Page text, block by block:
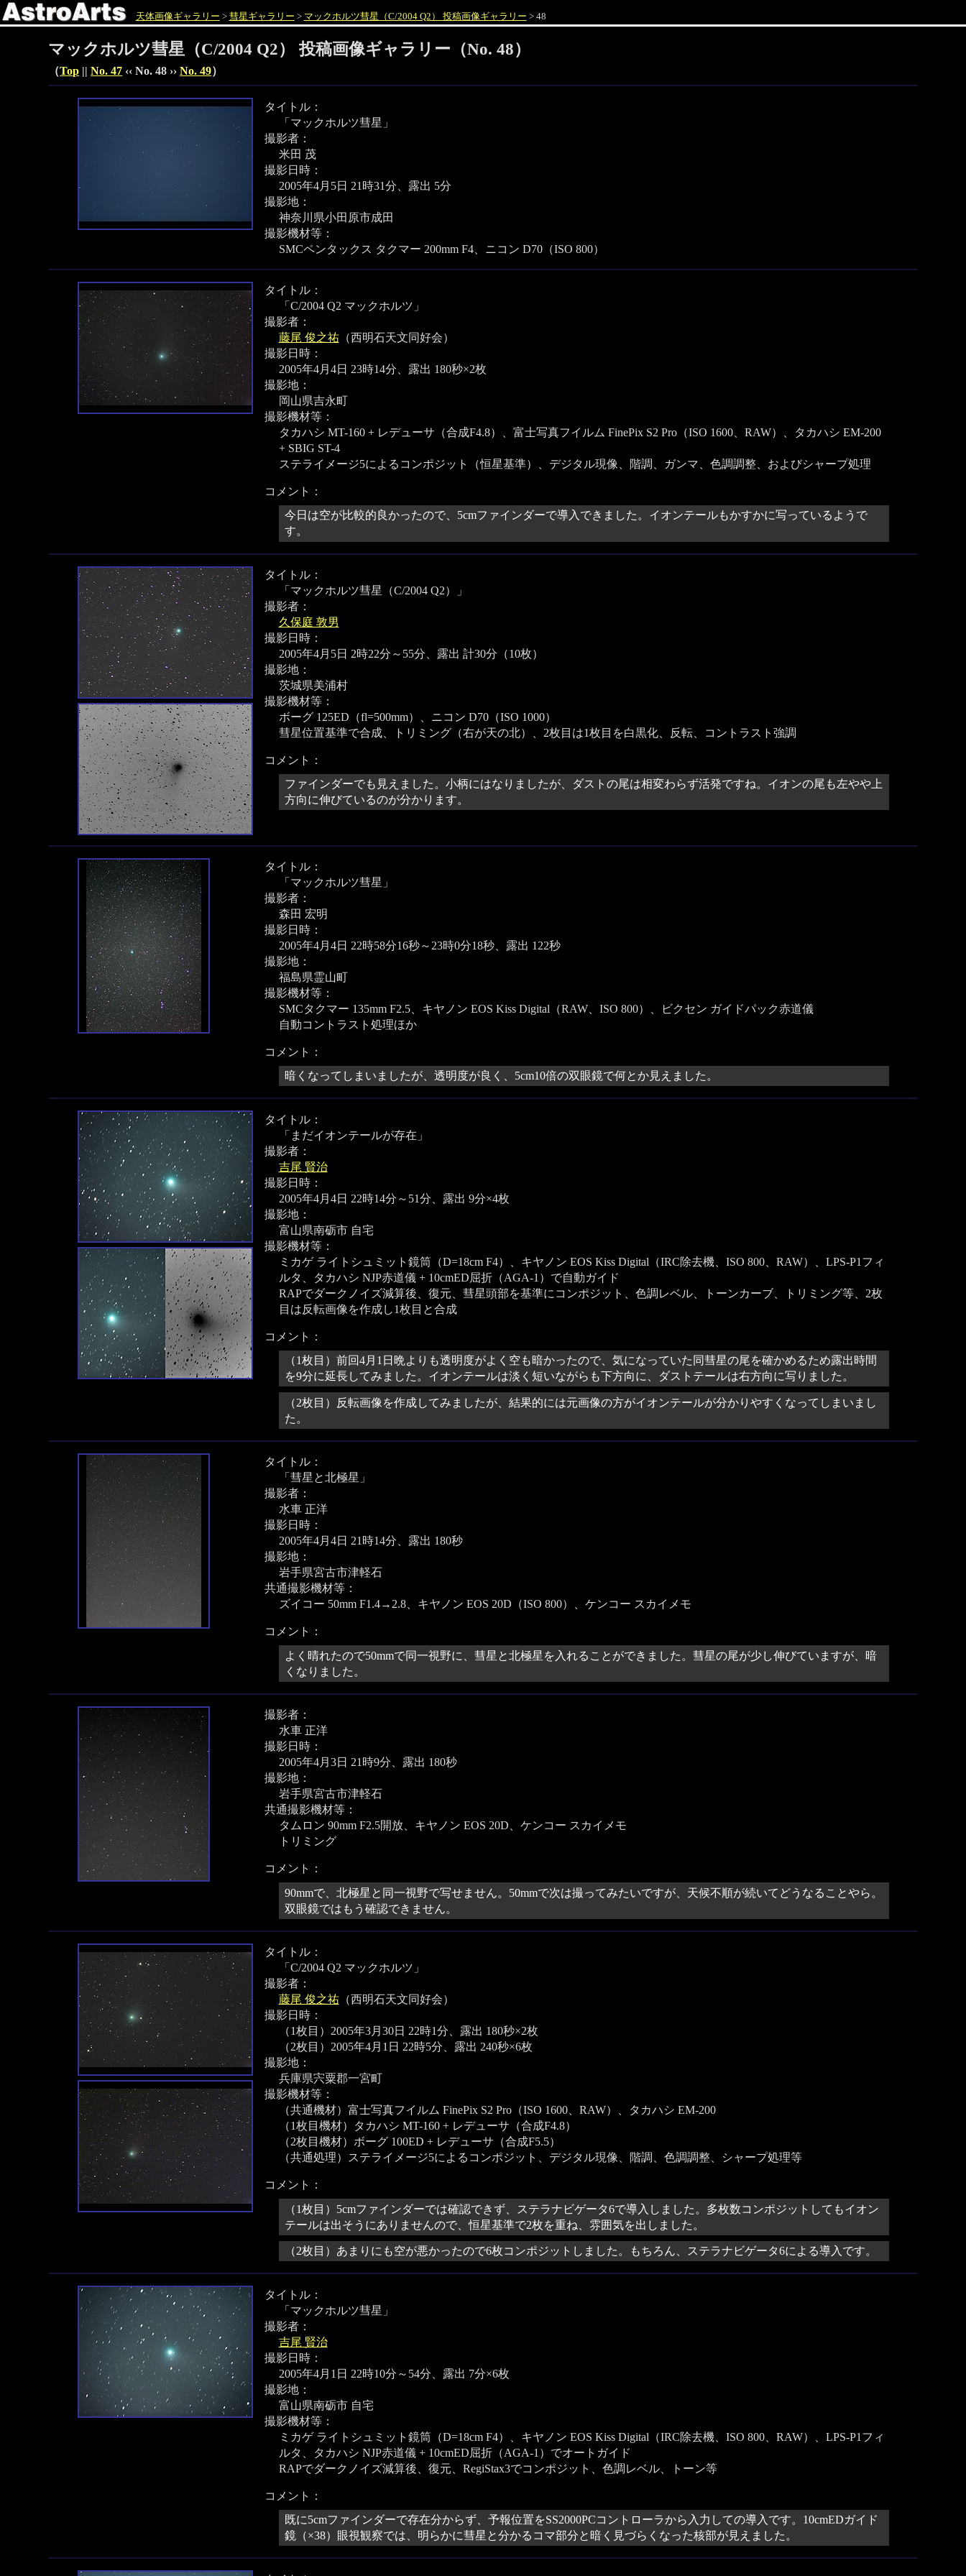
天体画像ギャラリー > 彗星ギャラリー > マックホルツ彗星（C/2004 Q2） 投稿画像ギャラリー > 48
マックホルツ彗星（C/2004 Q2） 投稿画像ギャラリー（No. 48）
（Top ||No. 47 ‹‹ No. 48 ››No. 49）
タイトル：
「マックホルツ彗星」
撮影者：
米田 茂
撮影日時：
2005年4月5日 21時31分、露出 5分
撮影地：
神奈川県小田原市成田
撮影機材等：
SMCペンタックス タクマー 200mm F4、ニコン D70（ISO 800）
タイトル：
「C/2004 Q2 マックホルツ」
撮影者：
藤尾 俊之祐（西明石天文同好会）
撮影日時：
2005年4月4日 23時14分、露出 180秒×2枚
撮影地：
岡山県吉永町
撮影機材等：
タカハシ MT-160 + レデューサ（合成F4.8）、富士写真フイルム FinePix S2 Pro（ISO 1600、RAW）、タカハシ EM-200
+ SBIG ST-4
ステライメージ5によるコンポジット（恒星基準）、デジタル現像、階調、ガンマ、色調調整、およびシャープ処理
コメント：
今日は空が比較的良かったので、5cmファインダーで導入できました。イオンテールもかすかに写っているようで
す。
タイトル：
「マックホルツ彗星（C/2004 Q2）」
撮影者：
久保庭 敦男
撮影日時：
2005年4月5日 2時22分～55分、露出 計30分（10枚）
撮影地：
茨城県美浦村
撮影機材等：
ボーグ 125ED（fl=500mm）、ニコン D70（ISO 1000）
彗星位置基準で合成、トリミング（右が天の北）、2枚目は1枚目を白黒化、反転、コントラスト強調
コメント：
ファインダーでも見えました。小柄にはなりましたが、ダストの尾は相変わらず活発ですね。イオンの尾も左やや上
方向に伸びているのが分かります。
タイトル：
「マックホルツ彗星」
撮影者：
森田 宏明
撮影日時：
2005年4月4日 22時58分16秒～23時0分18秒、露出 122秒
撮影地：
福島県霊山町
撮影機材等：
SMCタクマー 135mm F2.5、キヤノン EOS Kiss Digital（RAW、ISO 800）、ビクセン ガイドパック赤道儀
自動コントラスト処理ほか
コメント：
暗くなってしまいましたが、透明度が良く、5cm10倍の双眼鏡で何とか見えました。
タイトル：
「まだイオンテールが存在」
撮影者：
吉尾 賢治
撮影日時：
2005年4月4日 22時14分～51分、露出 9分×4枚
撮影地：
富山県南砺市 自宅
撮影機材等：
ミカゲ ライトシュミット鏡筒（D=18cm F4）、キヤノン EOS Kiss Digital（IRC除去機、ISO 800、RAW）、LPS-P1フィ
ルタ、タカハシ NJP赤道儀 + 10cmED屈折（AGA-1）で自動ガイド
RAPでダークノイズ減算後、復元、彗星頭部を基準にコンポジット、色調レベル、トーンカーブ、トリミング等、2枚
目は反転画像を作成し1枚目と合成
コメント：
（1枚目）前回4月1日晩よりも透明度がよく空も暗かったので、気になっていた同彗星の尾を確かめるため露出時間
を9分に延長してみました。イオンテールは淡く短いながらも下方向に、ダストテールは右方向に写りました。
（2枚目）反転画像を作成してみましたが、結果的には元画像の方がイオンテールが分かりやすくなってしまいまし
た。
タイトル：
「彗星と北極星」
撮影者：
水車 正洋
撮影日時：
2005年4月4日 21時14分、露出 180秒
撮影地：
岩手県宮古市津軽石
共通撮影機材等：
ズイコー 50mm F1.4→2.8、キヤノン EOS 20D（ISO 800）、ケンコー スカイメモ
コメント：
よく晴れたので50mmで同一視野に、彗星と北極星を入れることができました。彗星の尾が少し伸びていますが、暗
くなりました。
撮影者：
水車 正洋
撮影日時：
2005年4月3日 21時9分、露出 180秒
撮影地：
岩手県宮古市津軽石
共通撮影機材等：
タムロン 90mm F2.5開放、キヤノン EOS 20D、ケンコー スカイメモ
トリミング
コメント：
90mmで、北極星と同一視野で写せません。50mmで次は撮ってみたいですが、天候不順が続いてどうなることやら。
双眼鏡ではもう確認できません。
タイトル：
「C/2004 Q2 マックホルツ」
撮影者：
藤尾 俊之祐（西明石天文同好会）
撮影日時：
（1枚目）2005年3月30日 22時1分、露出 180秒×2枚
（2枚目）2005年4月1日 22時5分、露出 240秒×6枚
撮影地：
兵庫県宍粟郡一宮町
撮影機材等：
（共通機材）富士写真フイルム FinePix S2 Pro（ISO 1600、RAW）、タカハシ EM-200
（1枚目機材）タカハシ MT-160 + レデューサ（合成F4.8）
（2枚目機材）ボーグ 100ED + レデューサ（合成F5.5）
（共通処理）ステライメージ5によるコンポジット、デジタル現像、階調、色調調整、シャープ処理等
コメント：
（1枚目）5cmファインダーでは確認できず、ステラナビゲータ6で導入しました。多枚数コンポジットしてもイオン
テールは出そうにありませんので、恒星基準で2枚を重ね、雰囲気を出しました。
（2枚目）あまりにも空が悪かったので6枚コンポジットしました。もちろん、ステラナビゲータ6による導入です。
タイトル：
「マックホルツ彗星」
撮影者：
吉尾 賢治
撮影日時：
2005年4月1日 22時10分～54分、露出 7分×6枚
撮影地：
富山県南砺市 自宅
撮影機材等：
ミカゲ ライトシュミット鏡筒（D=18cm F4）、キヤノン EOS Kiss Digital（IRC除去機、ISO 800、RAW）、LPS-P1フィ
ルタ、タカハシ NJP赤道儀 + 10cmED屈折（AGA-1）でオートガイド
RAPでダークノイズ減算後、復元、RegiStax3でコンポジット、色調レベル、トーン等
コメント：
既に5cmファインダーで存在分からず、予報位置をSS2000PCコントローラから入力しての導入です。10cmEDガイド
鏡（×38）眼視観察では、明らかに彗星と分かるコマ部分と暗く見づらくなった核部が見えました。